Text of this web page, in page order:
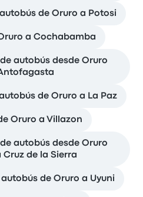
de Oruro a Potosi
a Cochabamba
autobús desde Oruro
de Oruro a La Paz
Oruro a Villazon
autobús desde Oruro
Cruz de la Sierra
de Oruro a Uyuni